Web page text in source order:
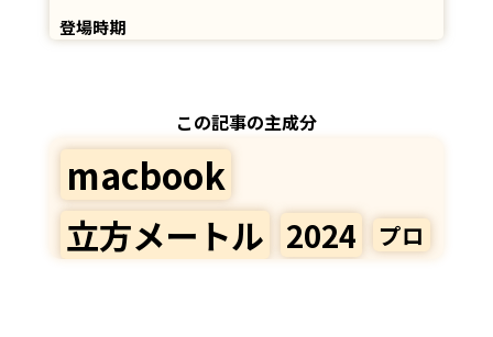
登場時期
この記事の主成分
macbook
立方メートル 2024 プロ